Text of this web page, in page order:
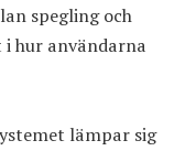
spegling och
hur användarna
lämpar sig